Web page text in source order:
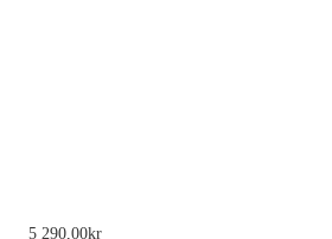
5 290,00kr